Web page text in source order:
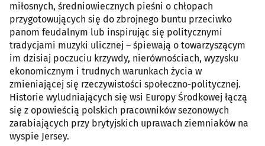
miłosnych, średniowiecznych pieśni o chłopach
przygotowujących się do zbrojnego buntu przeciwko
panom feudalnym lub inspirując się politycznymi
tradycjami muzyki ulicznej – śpiewają o towarzyszącym
im dzisiaj poczuciu krzywdy, nierównościach, wyzysku
ekonomicznym i trudnych warunkach życia w
zmieniającej się rzeczywistości społeczno-politycznej.
Historie wyludniających się wsi Europy Środkowej łączą
się z opowieścią polskich pracowników sezonowych
zarabiających przy brytyjskich uprawach ziemniaków na
wyspie Jersey.